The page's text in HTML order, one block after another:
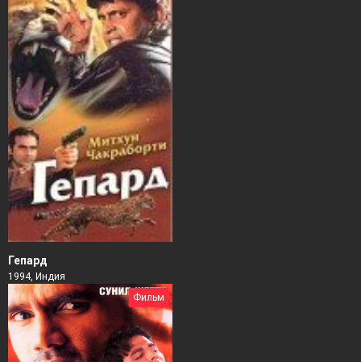
Гепард
1994, Индия
Фильм